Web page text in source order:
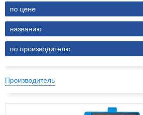
по цене
названию
по производителю
Производитель